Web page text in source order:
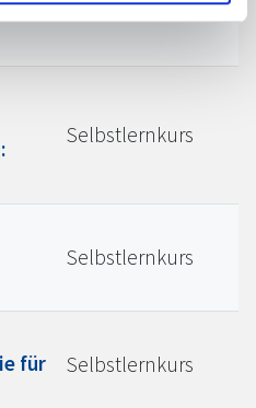
Selbstlernkurs
Selbstlernkurs
für
Selbstlernkurs